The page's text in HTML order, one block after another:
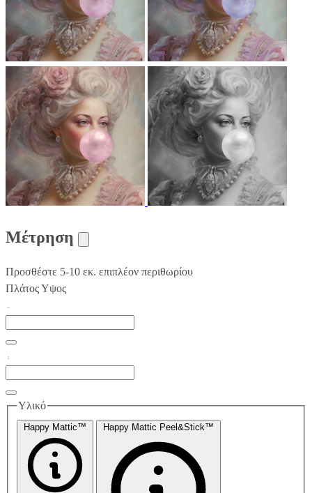
Μέτρηση
Προσθέστε 5-10 εκ. επιπλέον περιθωρίου
ΠλάτοςΥψος
Υλικό
Happy Mattic™ Happy Mattic Peel&Stick™